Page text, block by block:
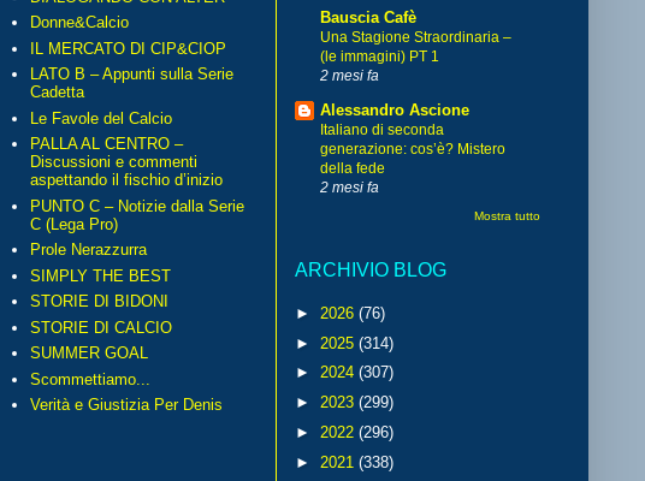
Donne&Calcio
IL MERCATO DI CIP&CIOP
LATO B – Appunti sulla Serie
Cadetta
Le Favole del Calcio
PALLA AL CENTRO –
Discussioni e commenti
aspettando il fischio d’inizio
PUNTO C – Notizie dalla Serie
C (Lega Pro)
Prole Nerazzurra
SIMPLY THE BEST
STORIE DI BIDONI
STORIE DI CALCIO
SUMMER GOAL
Scommettiamo...
Verità e Giustizia Per Denis
Bauscia Cafè
Una Stagione Straordinaria –
(le immagini) PT 1
2 mesi fa
Alessandro Ascione
Italiano di seconda
generazione: cos’è? Mistero
della fede
2 mesi fa
Mostra tutto
ARCHIVIO BLOG
► 2026 (76)
► 2025 (314)
► 2024 (307)
► 2023 (299)
► 2022 (296)
► 2021 (338)